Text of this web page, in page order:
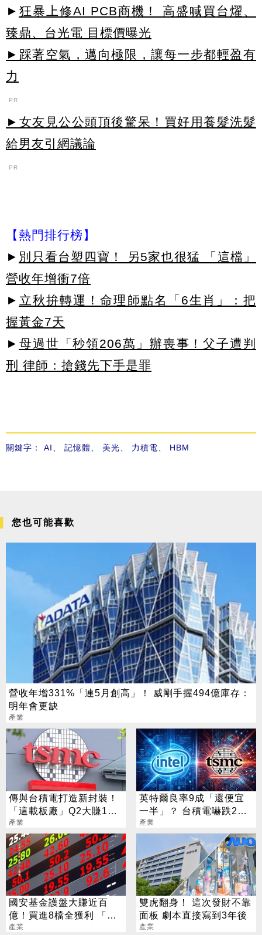
► 狂暴上修AI PCB商機！ 高盛喊買台燿、
臻鼎、台光電 目標價曝光
►踩著空氣，邁向極限，讓每一步都輕盈有
力
PR
►女友見公公頭頂後驚呆！買好用養髮洗髮
給男友引網議論
PR
【熱門排行榜】
► 別只看台塑四寶！ 另5家也很猛 「這檔」
營收年增衝7倍
► 立秋拚轉運！命理師點名「6生肖」：把
握黃金7天
► 母過世「秒領206萬」辦喪事！父子遭判
刑 律師：搶錢先下手是罪
關鍵字： AI 記憶體 美光 力積電 HBM
您也可能喜歡
營收年增331%「連5月創高」！ 威剛手握494億庫存：
明年會更缺
產業
傳與台積電打造新封裝！
「這載板廠」Q2大賺124
億創新高
產業
英特爾良率9成「還便宜
一半」？ 台積電嚇跌2%
專家揭數字背後真相
產業
國安基金護盤大賺近百
億！買進8檔全獲利 「這
檔」貢獻逾7成7
產業
雙虎翻身！ 這次發財不靠
面板 劇本直接寫到3年後
產業